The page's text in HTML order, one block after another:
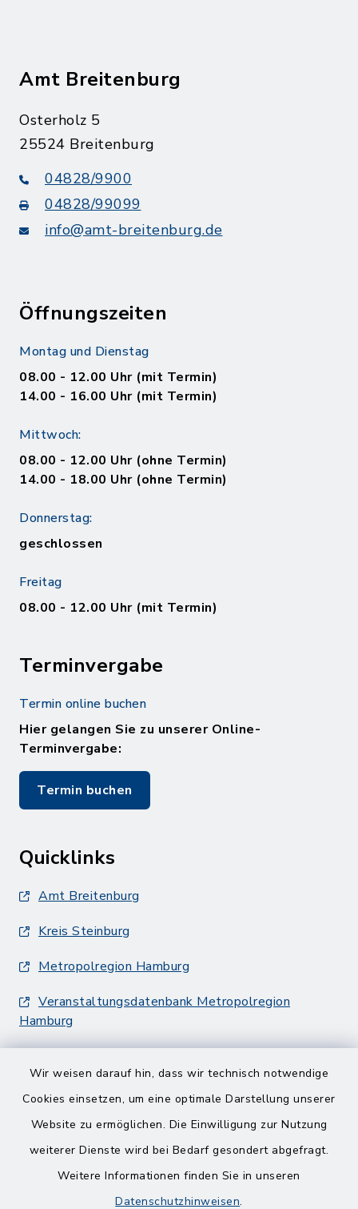
Wir weisen darauf hin, dass wir technisch notwendige
Cookies einsetzen, um eine optimale Darstellung unserer
Website zu ermöglichen. Die Einwilligung zur Nutzung
weiterer Dienste wird bei Bedarf gesondert abgefragt.
Weitere Informationen finden Sie in unseren
Datenschutzhinweisen.
Amt Breitenburg
Osterholz 5
25524 Breitenburg
04828/9900
04828/99099
info@amt-breitenburg.de
Öffnungszeiten
Montag und Dienstag
08.00 - 12.00 Uhr (mit Termin)
14.00 - 16.00 Uhr (mit Termin)
Mittwoch:
08.00 - 12.00 Uhr (ohne Termin)
14.00 - 18.00 Uhr (ohne Termin)
Donnerstag:
geschlossen
Freitag
08.00 - 12.00 Uhr (mit Termin)
Terminvergabe
Termin online buchen
Hier gelangen Sie zu unserer Online-
Terminvergabe:
Termin buchen
Quicklinks
Amt Breitenburg
Kreis Steinburg
Metropolregion Hamburg
Veranstaltungsdatenbank Metropolregion
Hamburg
Barrierefreiheit